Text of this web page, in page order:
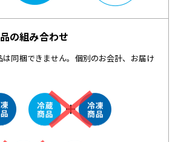
の組み合わせ
同梱できません。個別のお会計、お届け